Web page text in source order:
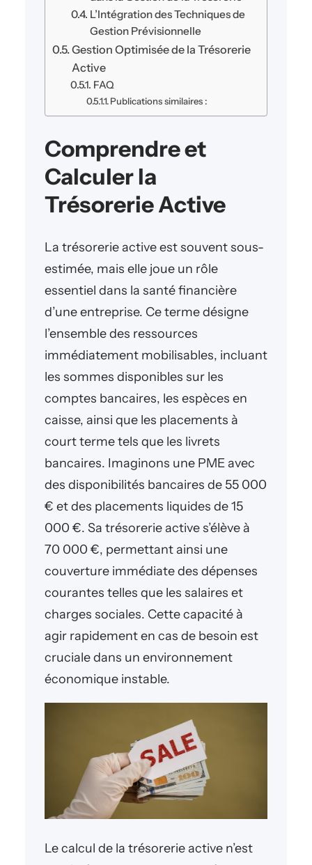
L’Intégration des Techniques de
Gestion Prévisionnelle
Gestion Optimisée de la Trésorerie
Active
FAQ
Publications similaires :
Comprendre et
Calculer la
Trésorerie Active
La trésorerie active est souvent sous-
estimée, mais elle joue un rôle
essentiel dans la santé financière
d’une entreprise. Ce terme désigne
l’ensemble des ressources
immédiatement mobilisables, incluant
les sommes disponibles sur les
comptes bancaires, les espèces en
caisse, ainsi que les placements à
court terme tels que les livrets
bancaires. Imaginons une PME avec
des disponibilités bancaires de 55 000
€ et des placements liquides de 15
000 €. Sa trésorerie active s’élève à
70 000 €, permettant ainsi une
couverture immédiate des dépenses
courantes telles que les salaires et
charges sociales. Cette capacité à
agir rapidement en cas de besoin est
cruciale dans un environnement
économique instable.
Le calcul de la trésorerie active n’est